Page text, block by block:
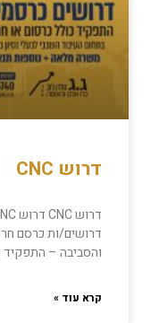
דרוש CNC
והסביבה – התפקיד
קרא עוד »